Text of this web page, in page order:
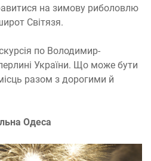
на зимову риболовлю
Світязя.
по Володимир-
України. Що може бути
разом з дорогими й
Одеса